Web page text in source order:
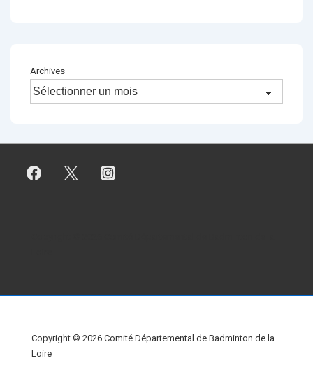
Archives
Copyright © 2026 Comité Départemental de Badminton de la
Loire